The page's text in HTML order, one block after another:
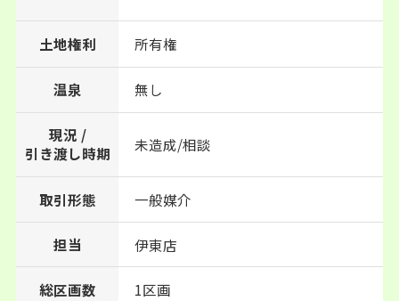
土地権利 所有権
温泉 無し
現況 /
引き渡し時期
未造成/相談
取引形態 一般媒介
担当 伊東店
総区画数 1区画